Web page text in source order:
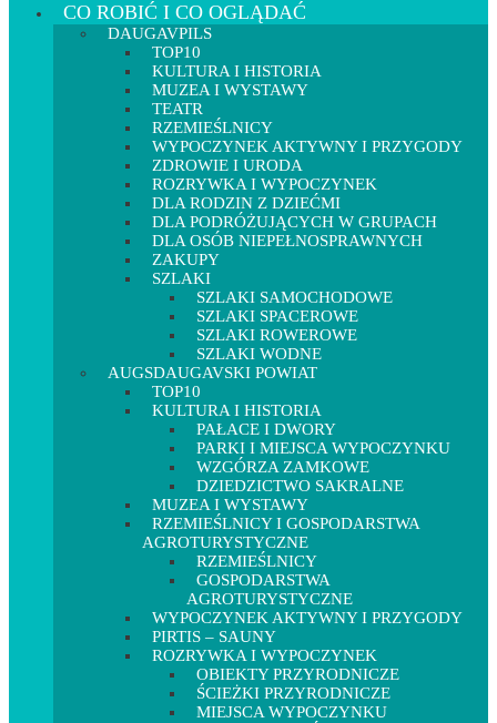
CO ROBIĆ I CO OGLĄDAĆ
DAUGAVPILS
TOP10
KULTURA I HISTORIA
MUZEA I WYSTAWY
TEATR
RZEMIEŚLNICY
WYPOCZYNEK AKTYWNY I PRZYGODY
ZDROWIE I URODA
ROZRYWKA I WYPOCZYNEK
DLA RODZIN Z DZIEĆMI
DLA PODRÓŻUJĄCYCH W GRUPACH
DLA OSÓB NIEPEŁNOSPRAWNYCH
ZAKUPY
SZLAKI
SZLAKI SAMOCHODOWE
SZLAKI SPACEROWE
SZLAKI ROWEROWE
SZLAKI WODNE
AUGSDAUGAVSKI POWIAT
TOP10
KULTURA I HISTORIA
PAŁACE I DWORY
PARKI I MIEJSCA WYPOCZYNKU
WZGÓRZA ZAMKOWE
DZIEDZICTWO SAKRALNE
MUZEA I WYSTAWY
RZEMIEŚLNICY I GOSPODARSTWA
AGROTURYSTYCZNE
RZEMIEŚLNICY
GOSPODARSTWA
AGROTURYSTYCZNE
WYPOCZYNEK AKTYWNY I PRZYGODY
PIRTIS – SAUNY
ROZRYWKA I WYPOCZYNEK
OBIEKTY PRZYRODNICZE
ŚCIEŻKI PRZYRODNICZE
MIEJSCA WYPOCZYNKU